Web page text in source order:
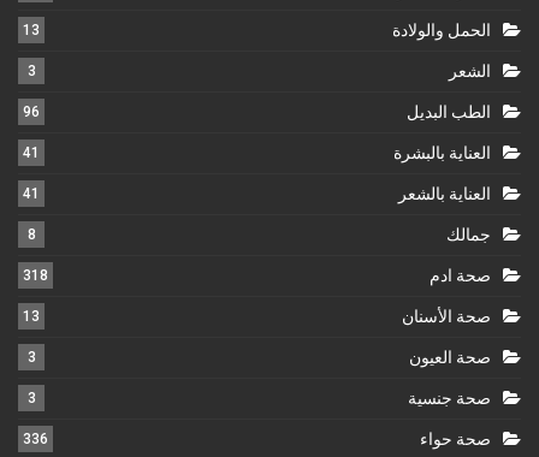
الحمل والولادة 13
الشعر 3
الطب البديل 96
العناية بالبشرة 41
العناية بالشعر 41
جمالك 8
صحة ادم 318
صحة الأسنان 13
صحة العيون 3
صحة جنسية 3
صحة حواء 336